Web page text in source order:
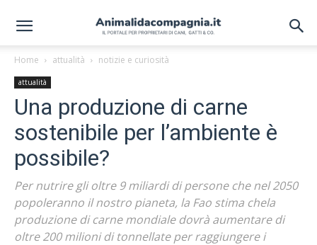
Home attualità notizie e curiosità
attualità
Una produzione di carne
sostenibile per l’ambiente è
possibile?
Per nutrire gli oltre 9 miliardi di persone che nel 2050
popoleranno il nostro pianeta, la Fao stima chela
produzione di carne mondiale dovrà aumentare di
oltre 200 milioni di tonnellate per raggiungere i